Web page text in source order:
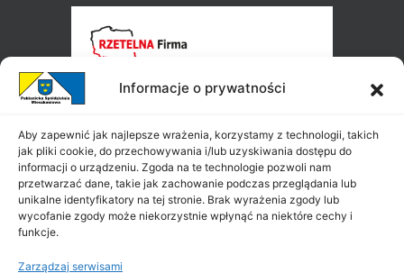
Informacje o prywatności
Aby zapewnić jak najlepsze wrażenia, korzystamy z technologii, takich
jak pliki cookie, do przechowywania i/lub uzyskiwania dostępu do
informacji o urządzeniu. Zgoda na te technologie pozwoli nam
przetwarzać dane, takie jak zachowanie podczas przeglądania lub
unikalne identyfikatory na tej stronie. Brak wyrażenia zgody lub
wycofanie zgody może niekorzystnie wpłynąć na niektóre cechy i
funkcje.
Zarządzaj serwisami